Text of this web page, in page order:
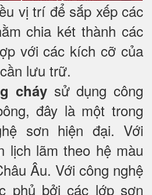
vị trí để sắp xếp các
chia két thành các
với các kích cỡ của
lưu trữ.
cháysử dụng công
đây là một trong
sơn hiện đại. Với
lịch lãm theo hệ màu
Âu. Với công nghệ
phủ bởi các lớp sơn